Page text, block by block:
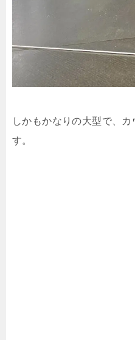
しかもかなりの大型で、
す。